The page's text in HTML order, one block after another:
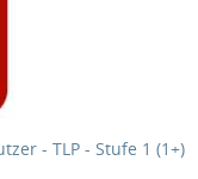
- TLP - Stufe 1 (1+)